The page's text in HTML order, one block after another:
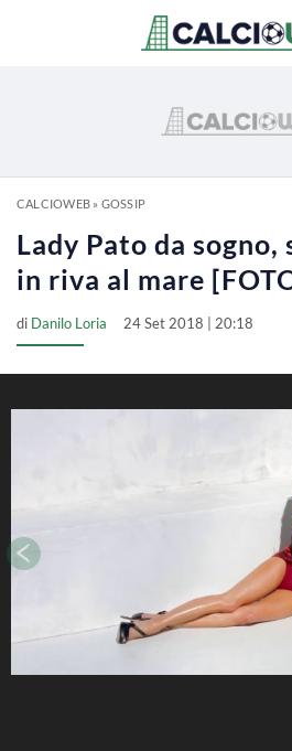
CALCIOWEB» GOSSIP
Lady Pato da
in riva al mare
di Danilo Loria 24 Set 2018 | 20:18